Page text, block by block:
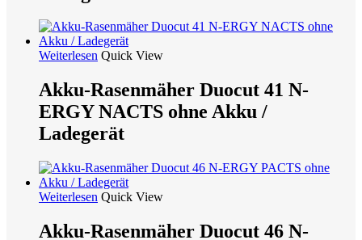
Weiterlesen Quick View
Akku-Rasenmäher Duocut 41 N-
ERGY NACTS ohne Akku /
Ladegerät
Weiterlesen Quick View
Akku-Rasenmäher Duocut 46 N-